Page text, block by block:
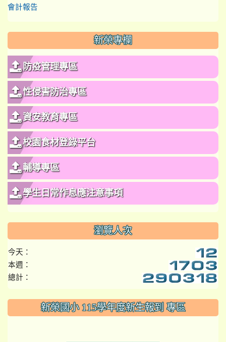
會計報告
新榮專欄
防疫管理專區
性侵害防治專區
資安教育專區
校園食材登錄平台
輔導專區
學生日常作息應注意事項
瀏覽人次
今天：
本週：
總計：
::: 新榮國小 115學年度新生報到 專區